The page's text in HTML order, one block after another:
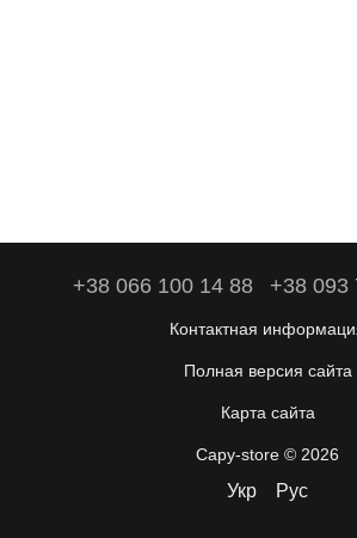
+38 066 100 14 88 +38 093
Контактная
Полная версия сайта
Карта сайта
Capy-store © 2026
Укр Рус